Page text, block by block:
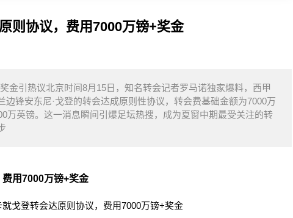
则协议，费用7000万镑+奖金
金引热议北京时间8月15日，知名转会记者罗马诺独家爆料，西甲
锋安东尼·戈登的转会达成原则性协议，转会费基础金额为7000万
万英镑。这一消息瞬间引爆足坛热搜，成为夏窗中期最受关注的转
用7000万镑+奖金